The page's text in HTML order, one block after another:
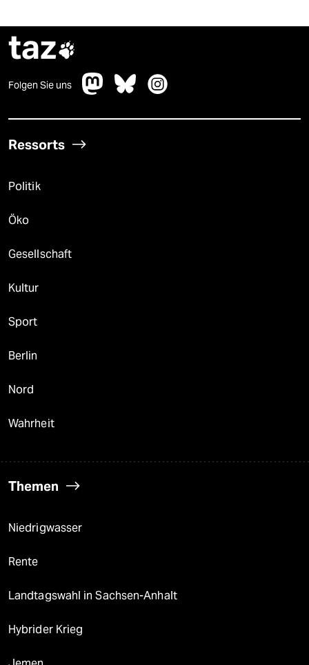
taz
Folgen Sie uns
Ressorts
Politik
Öko
Gesellschaft
Kultur
Sport
Berlin
Nord
Wahrheit
Themen
Niedrigwasser
Rente
Landtagswahl in Sachsen-Anhalt
Hybrider Krieg